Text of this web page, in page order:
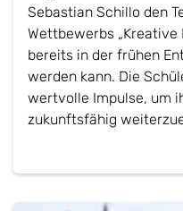
Sebastian Schillo den
Wettbewerbs „Kreative
bereits in der frühen
werden kann. Die
wertvolle Impulse, um
zukunftsfähig